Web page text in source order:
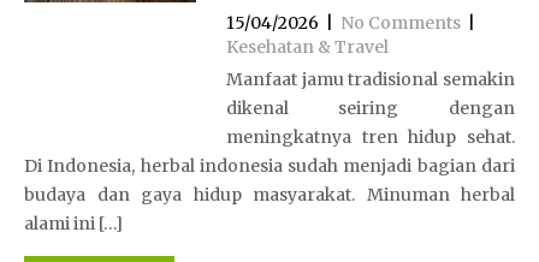
15/04/2026 No Comments
Kesehatan & Travel
Manfaat jamu tradisional semakin
dikenal seiring dengan
meningkatnya tren hidup sehat.
Di Indonesia, herbal indonesia sudah menjadi bagian dari
budaya dan gaya hidup masyarakat. Minuman herbal
alami ini […]